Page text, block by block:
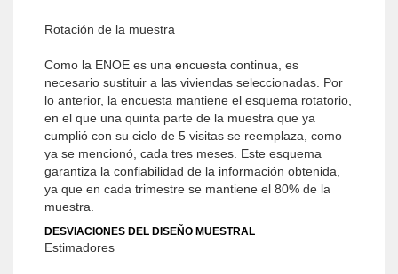
Rotación de la muestra
Como la ENOE es una encuesta continua, es
necesario sustituir a las viviendas seleccionadas. Por
lo anterior, la encuesta mantiene el esquema rotatorio,
en el que una quinta parte de la muestra que ya
cumplió con su ciclo de 5 visitas se reemplaza, como
ya se mencionó, cada tres meses. Este esquema
garantiza la confiabilidad de la información obtenida,
ya que en cada trimestre se mantiene el 80% de la
muestra.
DESVIACIONES DEL DISEÑO MUESTRAL
Estimadores